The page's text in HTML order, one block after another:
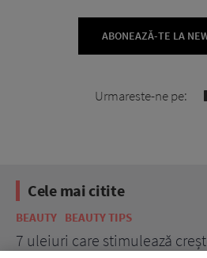
ABONEAZĂ-TE LA
Urmareste-ne pe:
Cele mai citite
BEAUTY BEAUTY TIPS
7 uleiuri care stimulează